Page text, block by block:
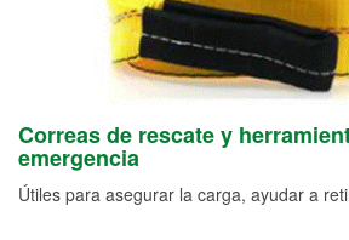
Correas de rescate y
emergencia
Útiles para asegurar la carga, ayudar a